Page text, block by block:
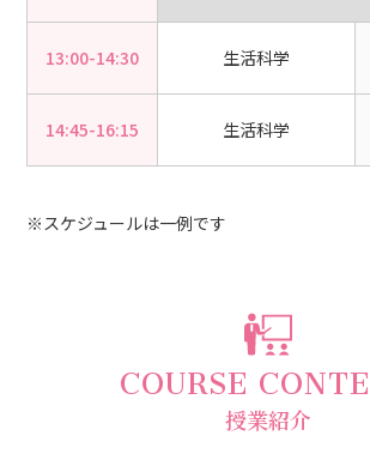
13:00-14:30 生活科学
14:45-16:15 生活科学
※スケジュールは一例です
COURSE
授業紹介